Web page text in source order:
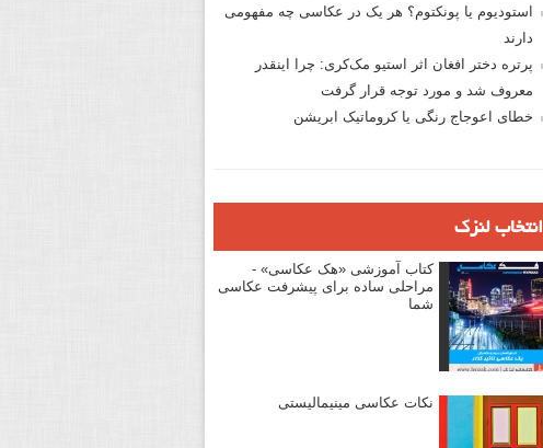
استودیوم یا پونکتوم؟ هر یک در عکاسی چه مفهومی
دارند
پرتره دختر افغان اثر استیو مک‌کری: چرا اینقدر
معروف شد و مورد توجه قرار گرفت
خطای اعوجاج رنگی یا کروماتیک ابریشن
انتخاب لنزک
کتاب آموزشی «هک عکاسی» -
مراحلی ساده برای پیشرفت عکاسی
شما
نکات عکاسی مینیمالیستی